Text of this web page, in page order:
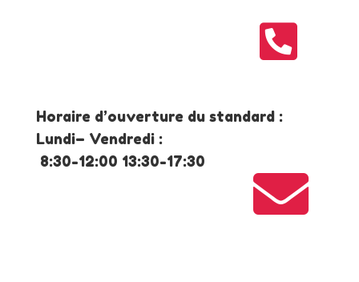

Horaire d’ouverture du standard :
Lundi– Vendredi :
8:30-12:00 13:30-17:30
